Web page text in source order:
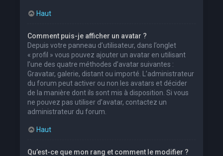
Haut
Comment puis-je afficher un avatar ?
Depuis votre panneau d’utilisateur, dans l’onglet
« profil » vous pouvez ajouter un avatar en utilisant
l’une des quatre méthodes d’avatar suivantes :
Gravatar, galerie, distant ou importé. L’administrateur
du forum peut activer ou non les avatars et décider
de la manière dont ils sont mis à disposition. Si vous
ne pouvez pas utiliser d’avatar, contactez un
administrateur du forum.
Haut
Qu’est-ce que mon rang et comment le modifier ?